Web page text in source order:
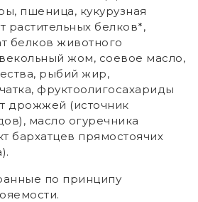
пшеница, кукурузная
растительных белков*,
белков животного
жом, соевое масло,
рыбий жир,
фруктоолигосахариды
дрожжей (источник
масло огуречника
бархатцев прямостоячих
по принципу